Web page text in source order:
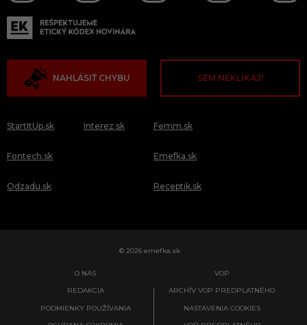
NAHLÁSIŤ CHYBU SEM NEKLIKAJ!
StartItUp.sk
Fontech.sk
Odzadu.sk
Interez.sk Femm.sk
Emefka.sk
Receptik.sk
© 2026 emefka.sk
O NÁS
REDAKCIA
PODMIENKY POUŽÍVANIA
VOP
ARCHÍV VOP PREDPLATNÉHO
NASTAVENIA COOKIES